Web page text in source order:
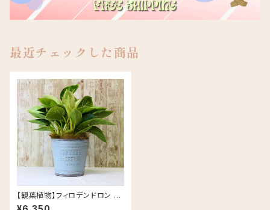
最近チェックした商品
【観葉植物】フィロデンドロン バ
ーキン ブリキ缶 5号 鉢カラー/